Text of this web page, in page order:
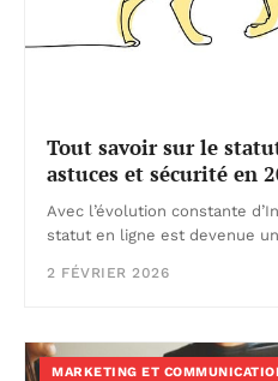
Tout savoir sur le
astuces et sécurité en
Avec l’évolution constante
statut en ligne est devenue
2 FÉVRIER 2026
MARKETING ET